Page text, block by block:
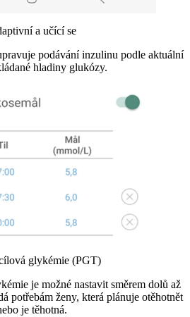
a učící se
podávání inzulinu podle aktuální
hladiny glukózy.
glykémie (PGT)
je možné nastavit směrem dolů až
potřebám ženy, která plánuje otěhotnět
je těhotná.